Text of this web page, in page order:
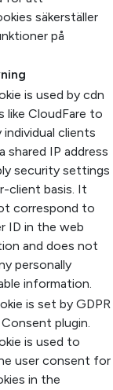
säkerställer
på
is used by cdn
like CloudFare to
clients
shared IP address
security settings
client basis. It
correspond to
ID in the web
and does not
personally
information.
is set by GDPR
plugin.
is used to
user consent for
in the